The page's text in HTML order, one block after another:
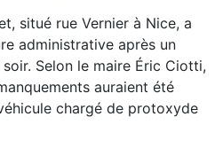
situé rue Vernier à Nice, a
administrative après un
Selon le maire Éric Ciotti,
auraient été
chargé de protoxyde